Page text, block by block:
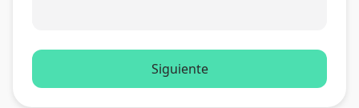
Siguiente